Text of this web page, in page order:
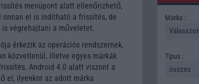
menüpont alatt ellenőrizhető,
onnan el is indítható a frissítés, de
végrehajtani a műveletet.
érkezik az operációs rendszernek,
közvetlenül, illetve egyes márkák
Android 4.0 alatt viszont a
el, ilyenkor az adott márka
Márka :
Tipus :